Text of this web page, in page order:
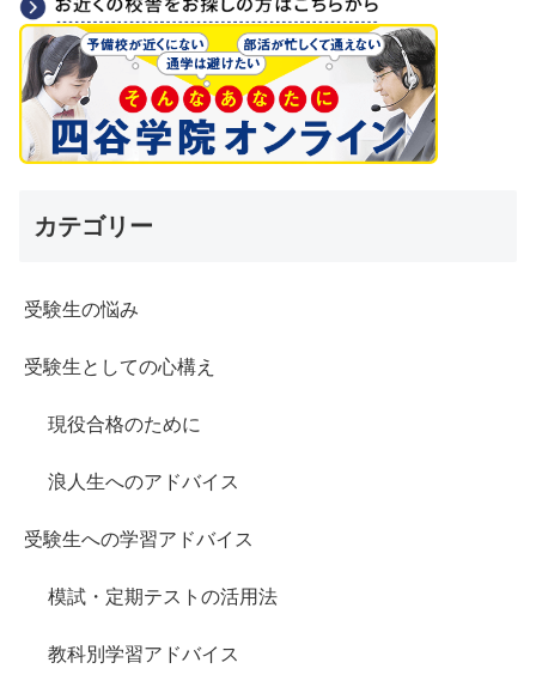
カテゴリー
受験生の悩み
受験生としての心構え
現役合格のために
浪人生へのアドバイス
受験生への学習アドバイス
模試・定期テストの活用法
教科別学習アドバイス